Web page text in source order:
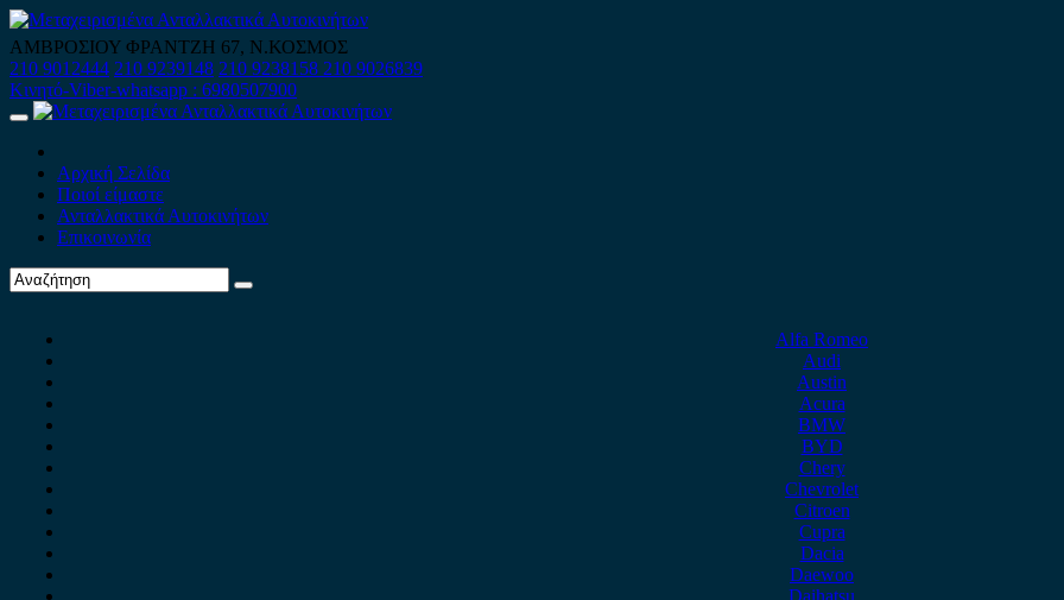
Skip
to
content
ΑΜΒΡΟΣΙΟΥ ΦΡΑΝΤΖΗ 67, Ν.ΚΟΣΜΟΣ
210 9012444 210 9239148 210 9238158 210 9026839
Κινητό-Viber-whatsapp : 6980507900
Primary
Αρχική Σελίδα
Ποιοί είμαστε
Ανταλλακτικά Αυτοκινήτων
Επικοινωνία
Alfa Romeo
Audi
Austin
Acura
BMW
BYD
Chery
Chevrolet
Citroen
Cupra
Dacia
Daewoo
Daihatsu